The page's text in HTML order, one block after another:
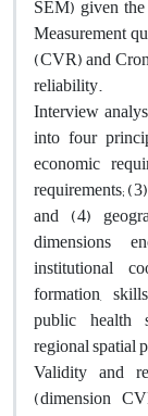
SEM) given
Measurement
(CVR) and
reliability.
Interview
into four
economic
requirements;
and (4)
dimensions
institutional
formation,
public health
regional spatial
Validity and
(dimension